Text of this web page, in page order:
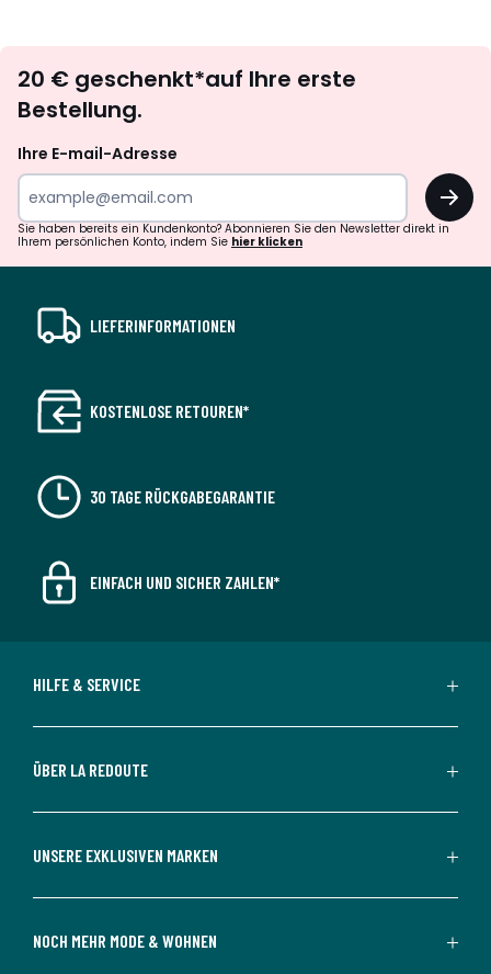
abonnieren
20 € geschenkt*auf Ihre erste
Bestellung.
Ihre E-mail-Adresse
OK
Sie haben bereits ein Kundenkonto? Abonnieren Sie den Newsletter direkt in
Ihrem persönlichen Konto, indem Sie hier klicken
LIEFERINFORMATIONEN
KOSTENLOSE RETOUREN*
30 TAGE RÜCKGABEGARANTIE
EINFACH UND SICHER ZAHLEN*
HILFE & SERVICE
ÜBER LA REDOUTE
UNSERE EXKLUSIVEN MARKEN
NOCH MEHR MODE & WOHNEN